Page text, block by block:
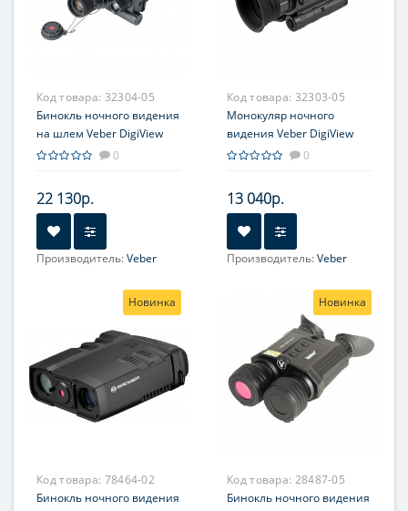
Код товара: 32304-05
Бинокль ночного видения
на шлем Veber DigiView
NB-01HM цифровой
0
22 130р.
Производитель:Veber
Код товара: 32303-05
Монокуляр ночного
видения Veber DigiView
NM-01 цифровой
0
13 040р.
Производитель:Veber
Новинка
Код товара: 78464-02
Бинокль ночного видения
Новинка
Код товара: 28487-05
Бинокль ночного видения